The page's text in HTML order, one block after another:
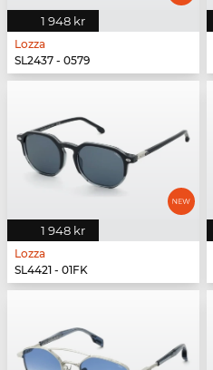
1 948 kr
Lozza
SL2437 - 0579
1 948 kr
Lozza
SL4421 - 01FK